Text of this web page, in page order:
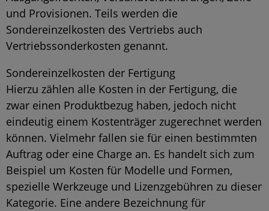
und Provisionen. Teils werden die
Sondereinzelkosten des Vertriebs auch
Vertriebssonderkosten genannt.
Sondereinzelkosten der Fertigung
Hierzu zählen alle Kosten in der Fertigung, die
zwar einen Produktbezug haben, jedoch nicht
eindeutig einem Kostenträger zugerechnet werden
können. Vielmehr fallen sie für einen bestimmten
Auftrag oder eine Charge an. Es handelt sich zum
Beispiel um Kosten für Modelle und Formen,
spezielle Werkzeuge und Lizenzgebühren zu dieser
Kategorie. Eine andere Bezeichnung für